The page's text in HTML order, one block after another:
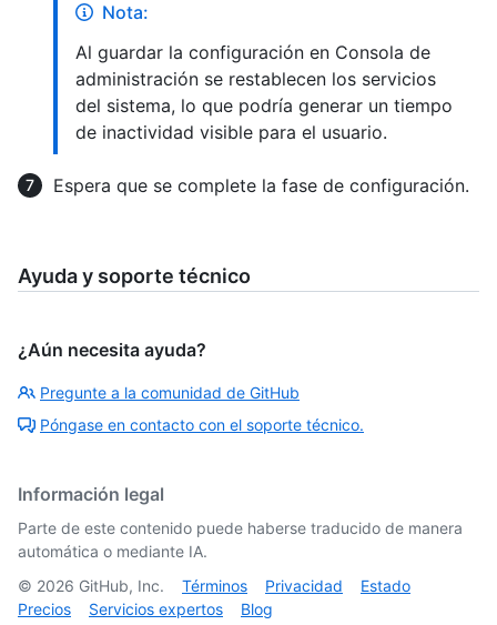
Nota:
Al guardar la configuración en Consola de
administración se restablecen los servicios
del sistema, lo que podría generar un tiempo
de inactividad visible para el usuario.
Espera que se complete la fase de configuración.
Ayuda y soporte técnico
¿Aún necesita ayuda?
Pregunte a la comunidad de GitHub
Póngase en contacto con el soporte técnico.
Información legal
Parte de este contenido puede haberse traducido de manera
automática o mediante IA.
© 2026 GitHub, Inc. Términos Privacidad
Estado
Precios
Servicios expertos Blog